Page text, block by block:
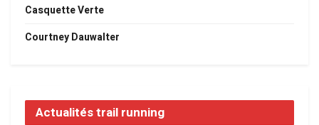
Casquette Verte
Courtney Dauwalter
Actualités trail running